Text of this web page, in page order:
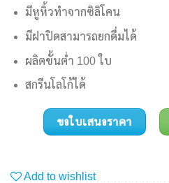
มีหูหิ้วทำจากซิลิโคน
มีฝาปิดสามารถยกดื่มได้
ผลิตขั้นต่ำ 100 ใบ
สกรีนโลโก้ได้
ขอใบเสนอราคา
Add to wishlist